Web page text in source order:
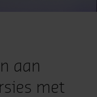
aan
met